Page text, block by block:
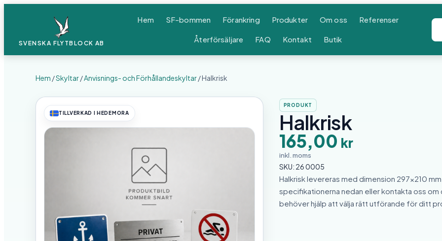
SVENSKA FLYTBLOCK AB
Hem SF-bommen Förankring Produkter Om oss Referenser
Återförsäljare FAQ Kontakt Butik
Hem /Skyltar/Anvisnings- och Förhållandeskyltar/ Halkrisk
TILLVERKAD I HEDEMORA
PRODUKT
Halkrisk
165,00 kr
inkl. moms
SKU: 26 0005
Halkrisk levereras med dimension 297×210
specifikationerna nedan eller kontakta oss om
behöver hjälp att välja rätt utförande för ditt